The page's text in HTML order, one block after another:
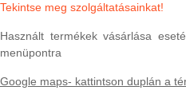
Tekintse meg szolgáltatásainkat!
Használt termékek vásárlása
menüpontra
Google maps- kattintson duplán a